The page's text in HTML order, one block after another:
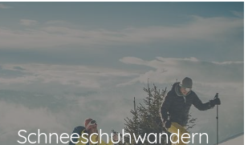
Schneeschuhwandern